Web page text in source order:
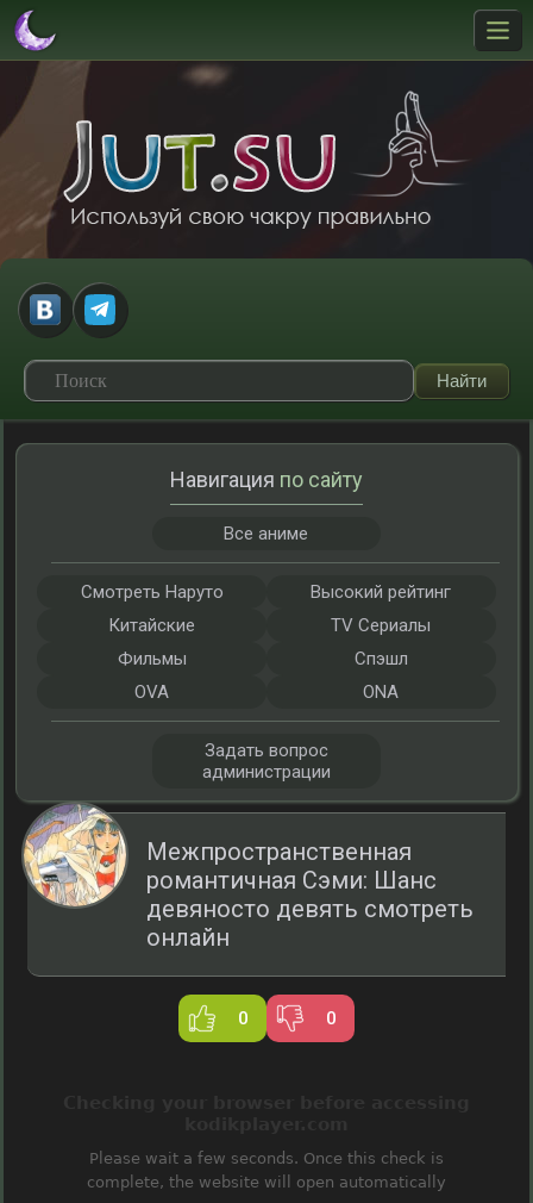
Межпространственная
романтичная Сэми: Шанс
девяносто девять смотреть
онлайн
0 0
Навигация по сайту
Все аниме
Смотреть Наруто
Высокий рейтинг
Китайские
TV Сериалы
Фильмы
Спэшл
OVA
ONA
Задать вопрос
администрации